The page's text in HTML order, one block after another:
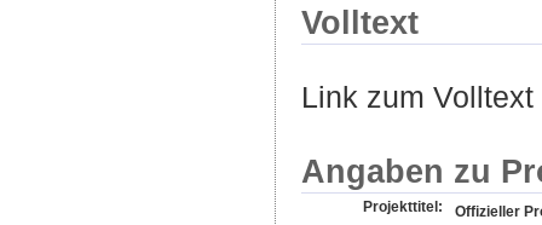
Volltext
Link zum
Angaben zu
Projekttitel:
Offizieller